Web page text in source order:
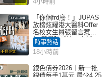
「你個frd廢！」JUPAS
放榜炫耀港大醫科Offer
名校女生囂張留言惹眾
怒 醫學院澄清：宣稱
「40.5分獲錄取」不符事
實｜Juicy叮
時事熱話
18小時前
銀色債券2026｜新一批
銀債每手1萬元 最少4.25